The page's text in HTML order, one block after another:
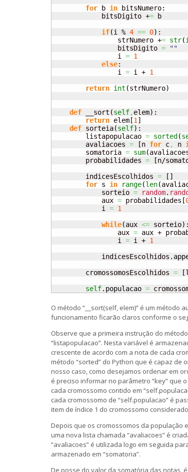
for b in bitsNumero:
            bitsDigito +
= b
if(i % 4 == 0) :
                strNumero +
= str(
                bitsDigito
=
""
                i
= 1
else:
                i
= i + 1
return int (strNumero)
def __sort (self, elem) :
return elem [1 ]
def sorteia(self) :
        listapopulacao
= sorted (
        avaliacoes
= [n for c, n
        somatoria
= sum(
        probabilidades
= [n/
        indicesEscolhidos
= [ ]
for s in range(len(
            sorteio
= random.
            aux
= probabilidades [
            i
= 1
while(aux <= sorteio) :
                aux
= aux +
                i
= i + 1
            indicesEscolhidos.
        cromossomosEscolhidos
= [
self. populacao =
O método “__sort(self, elem)” é um
funcionamento ficarão claros conforme o
Observe que a primeira instrução do
“listapopulacao”. Nesta variável é
crescente de acordo com a nota de cada
método “sorted” do Python que é capaz de
nosso caso, como desejamos ordenar em
é preciso informar no parâmetro “key” que
cada cromossomo contido em
cada cromossomo de “self.populacao” é
item de índice 1 do cromossomo
Depois que os cromossomos da população
uma nova lista chamada “avaliacoes” é
“avaliacoes” é utilizada logo em seguida
armazenado em “somatoria”.
De posse do valor da somatória das notas,